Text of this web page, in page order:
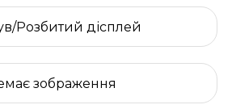
Розбитий дісплей
зображення